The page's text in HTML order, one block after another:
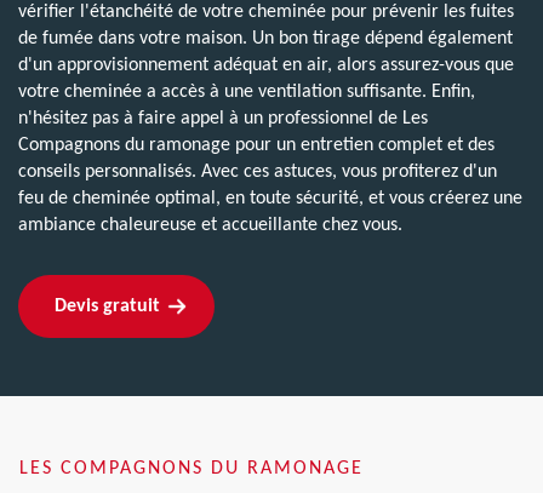
vérifier l'étanchéité de votre cheminée pour prévenir les fuites
de fumée dans votre maison. Un bon tirage dépend également
d'un approvisionnement adéquat en air, alors assurez-vous que
votre cheminée a accès à une ventilation suffisante. Enfin,
n'hésitez pas à faire appel à un professionnel de Les
Compagnons du ramonage pour un entretien complet et des
conseils personnalisés. Avec ces astuces, vous profiterez d'un
feu de cheminée optimal, en toute sécurité, et vous créerez une
ambiance chaleureuse et accueillante chez vous.
Devis gratuit
LES COMPAGNONS DU RAMONAGE